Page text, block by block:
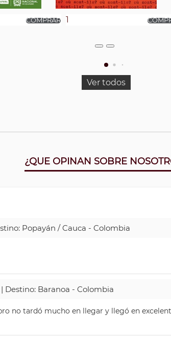
Ver todos
¿QUE OPINAN SOBRE
Popayán / Cauca - Colombia
Destino: Baranoa - Colombia
no tardó mucho en llegar y llegó en